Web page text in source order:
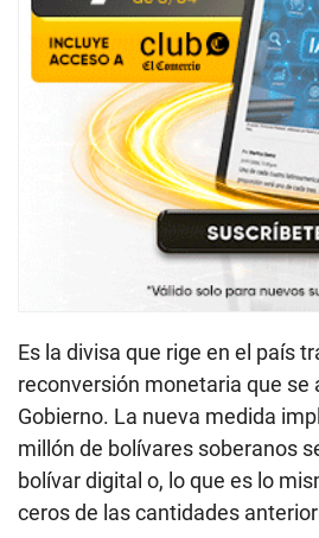
Es la divisa que rige en el país
reconversión monetaria que se
Gobierno. La nueva medida
millón de bolívares soberanos
bolívar digital o, lo que es lo
ceros de las cantidades